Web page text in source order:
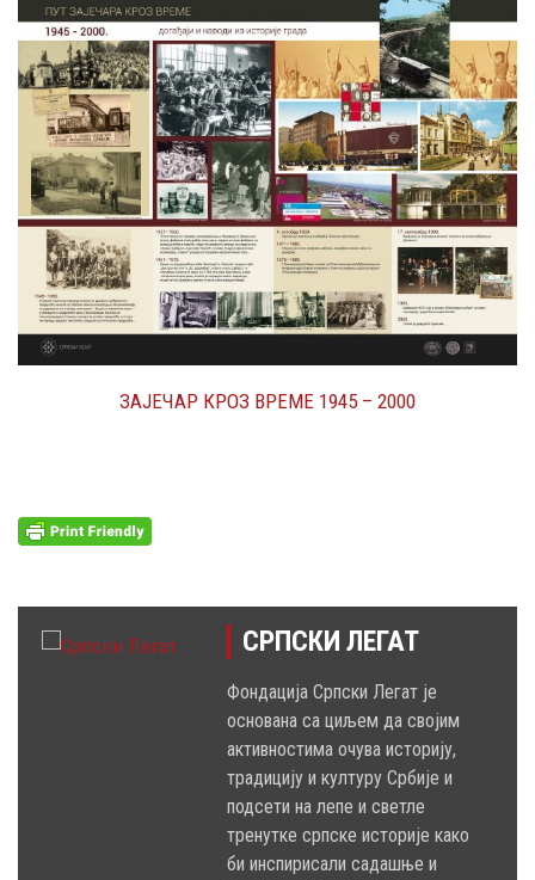
ЗАЈЕЧАР КРОЗ ВРЕМЕ 1945 – 2000
СРПСКИ ЛЕГАТ
Фондација Српски Легат је
основана са циљем да својим
активностима очува историју,
традицију и културу Србије и
подсети на лепе и светле
тренутке српске историје како
би инспирисали садашње и